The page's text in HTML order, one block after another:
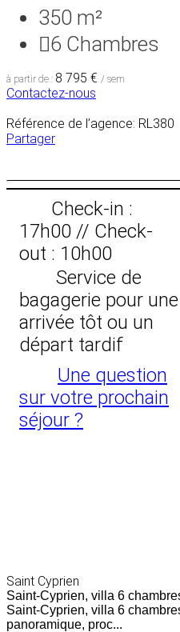
350 m²
6 Chambres
à partir de : 8 795 € / sem
Contactez-nous
Référence de l’agence: RL380
Partager
Check-in :
17h00 // Check-
out : 10h00
Service de
bagagerie pour une
arrivée tôt ou un
départ tardif
Une question
sur votre prochain
séjour ?
Saint Cyprien
Saint-Cyprien, villa 6
Saint-Cyprien, villa 6
panoramique, proc...